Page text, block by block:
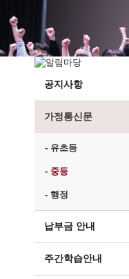
공지사항
가정통신문
- 유초등
- 중등
- 행정
납부금 안내
주간학습안내